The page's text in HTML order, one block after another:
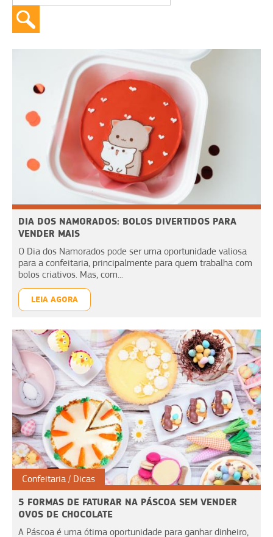
DIA DOS NAMORADOS: BOLOS DIVERTIDOS PARA
VENDER MAIS
O Dia dos Namorados pode ser uma oportunidade valiosa
para a confeitaria, principalmente para quem trabalha com
bolos criativos. Mas, com...
LEIA AGORA
Confeitaria Dicas
5 FORMAS DE FATURAR NA PÁSCOA SEM VENDER
OVOS DE CHOCOLATE
A Páscoa é uma ótima oportunidade para ganhar dinheiro,